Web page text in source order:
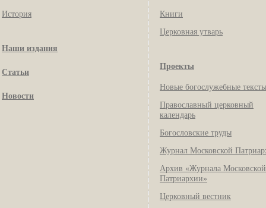
История
Наши издания
Статьи
Новости
Книги
Церковная утварь
Проекты
Новые богослужебные тексты
Православный церковный
календарь
Богословские труды
Журнал Московской
Архив «Журнала Московской
Патриархии»
Церковный вестник